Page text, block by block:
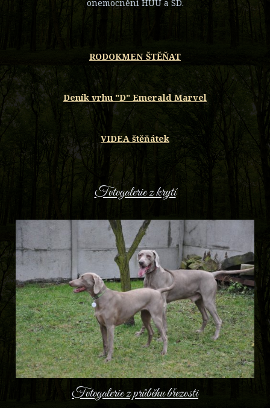
onemocnění HUU a SD.
RODOKMEN ŠTĚŇAT
Deník vrhu "D" Emerald Marvel
VIDEA štěňátek
Fotogalerie z krytí
Fotogalerie z průběhu březosti